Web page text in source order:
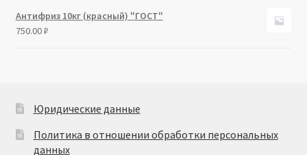
Антифриз 10кг (красный) "ГОСТ"
750.00₽
Юридические данные
Политика в отношении обработки персональных
данных